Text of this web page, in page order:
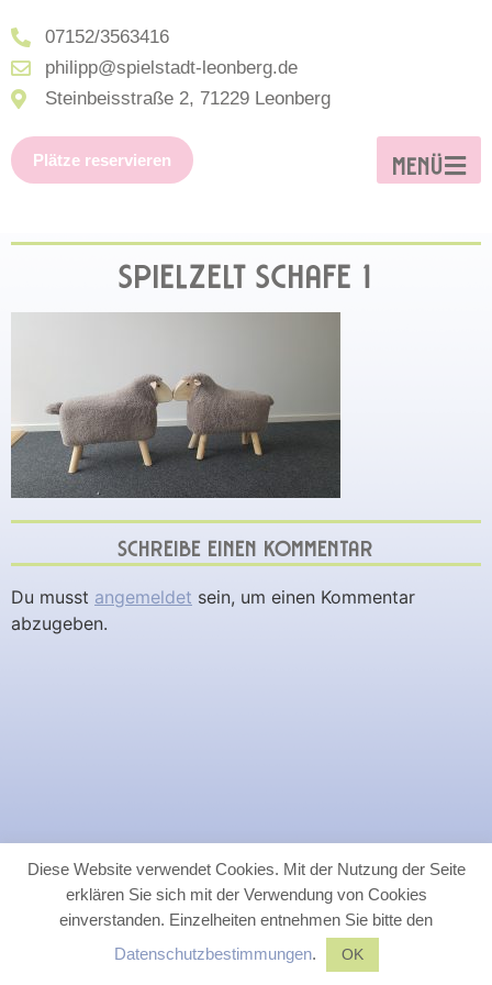
07152/3563416
philipp@spielstadt-leonberg.de
Steinbeisstraße 2, 71229 Leonberg
Plätze reservieren MENÜ
SPIELZELT SCHAFE 1
SCHREIBE EINEN KOMMENTAR
Du musst angemeldet sein, um einen Kommentar
abzugeben.
Diese Website verwendet Cookies. Mit der Nutzung der Seite
erklären Sie sich mit der Verwendung von Cookies
einverstanden. Einzelheiten entnehmen Sie bitte den
Datenschutzbestimmungen. OK